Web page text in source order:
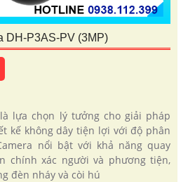
DH-P3AS-PV (3MP)
là lựa chọn lý tưởng cho giải pháp
kế không dây tiện lợi với độ phân
nổi bật với khả năng quay
chính xác người và phương tiện,
đèn nháy và còi hú